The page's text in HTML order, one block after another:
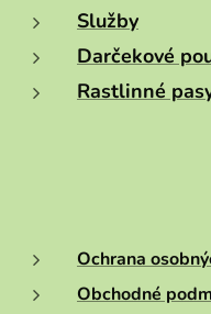
Služby
Darčekové
Rastlinné
Ochrana
Obchodné